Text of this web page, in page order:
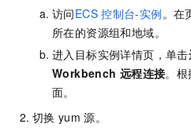
访问ECS 控制台-实例 。在
所在的资源组和地域。
进入目标实例详情页，单击
Workbench 远程连接。
面。
切换 yum 源。